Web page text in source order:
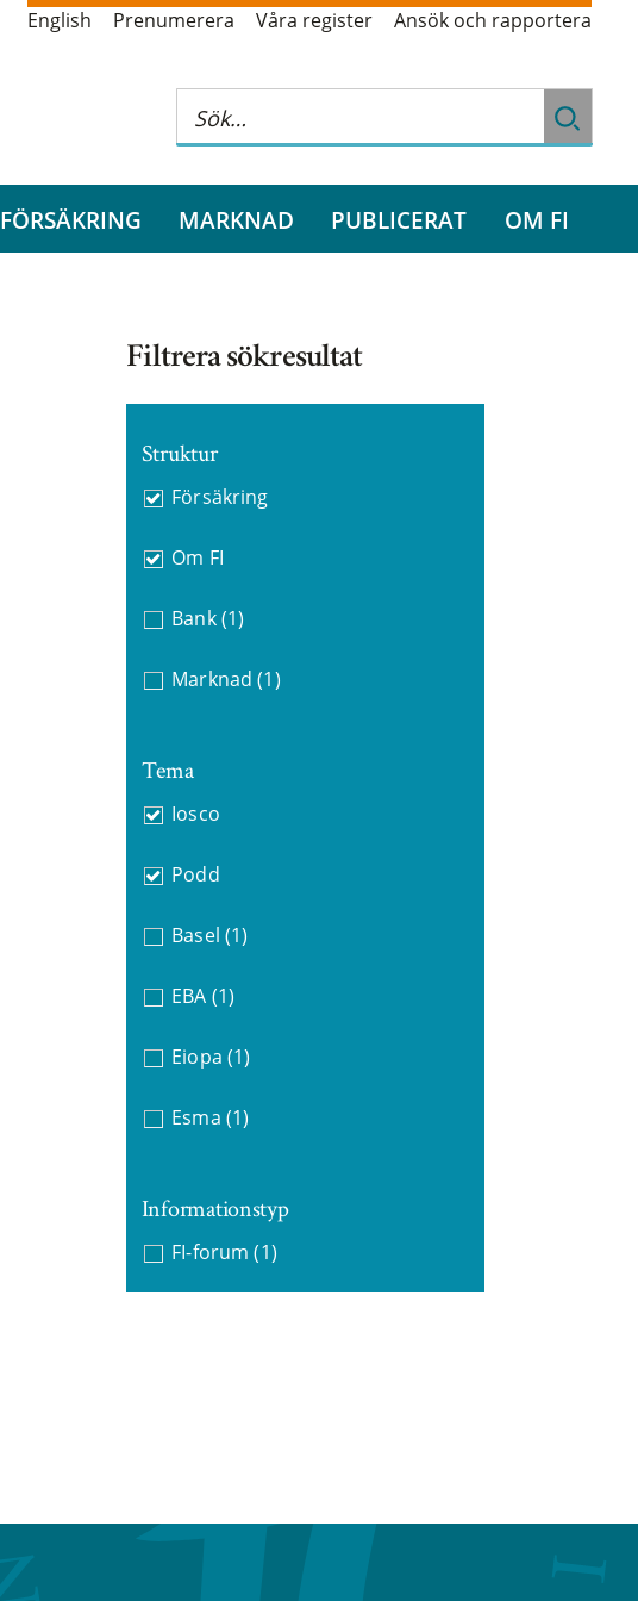
English Prenumerera Våra register Ansök och rapportera
FÖRSÄKRING MARKNAD PUBLICERAT OM FI
Filtrera sökresultat
Struktur
Försäkring
Om FI
Bank (1)
Marknad (1)
Tema
Iosco
Podd
Basel (1)
EBA (1)
Eiopa (1)
Esma (1)
Informationstyp
FI-forum (1)